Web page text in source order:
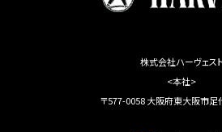
株式会社ハーヴェス
<本社>
〒577-0058 大阪府東大阪市足